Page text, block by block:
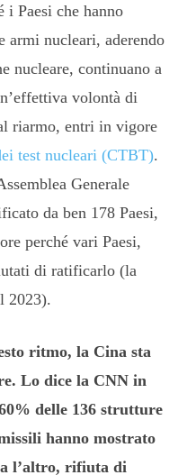
i Paesi che hanno
armi nucleari, aderendo
nucleare, continuano a
volontà di
riarmo, entri in vigore
test nucleari (CTBT).
Generale
da ben 178 Paesi,
perché vari Paesi,
di ratificarlo (la
2023).
ritmo, la Cina sta
Lo dice la CNN in
delle 136 strutture
hanno mostrato
l’altro, rifiuta di